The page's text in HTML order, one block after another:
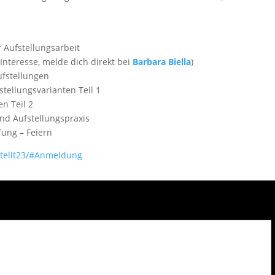
Aufstellungsarbeit
melde dich direkt bei Barbara Biella)
Teil 1
Teil 2
Aufstellungspraxis
– Feiern
#Anmeldung